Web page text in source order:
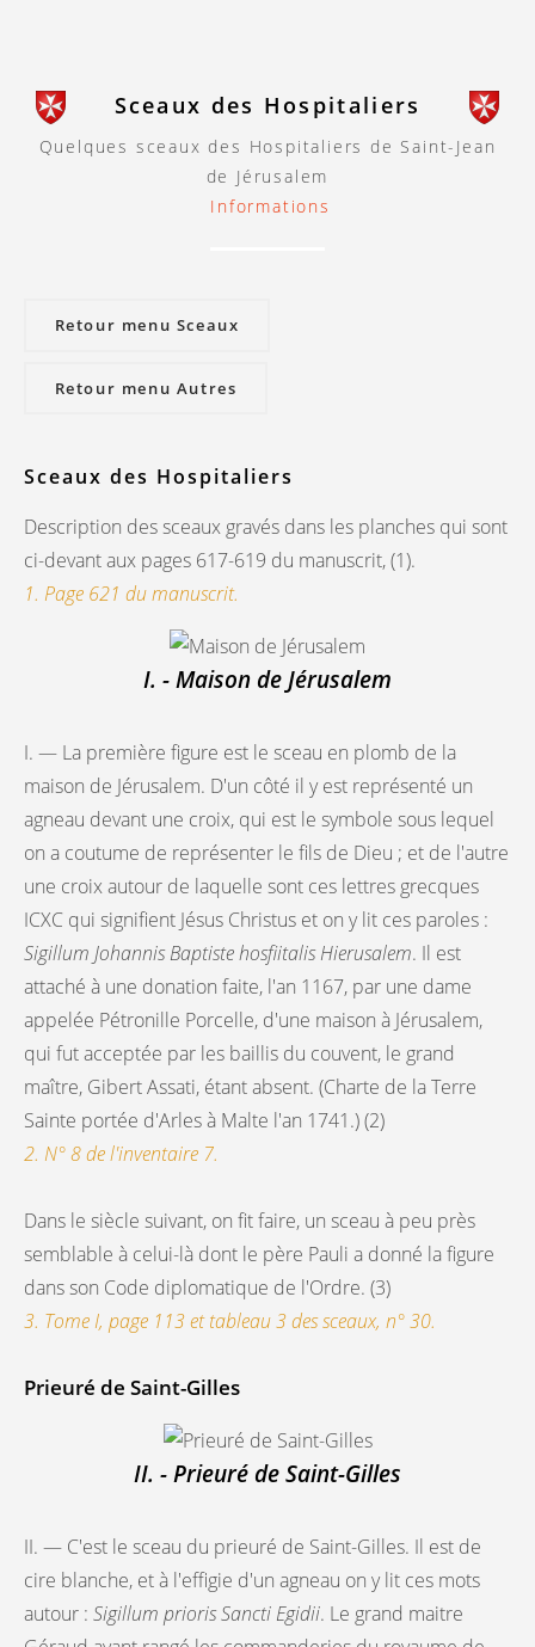
Sceaux des Hospitaliers
Quelques sceaux des Hospitaliers de Saint-Jean
de Jérusalem
Informations
Retour menu Sceaux
Retour menu Autres
Sceaux des Hospitaliers
Description des sceaux gravés dans les planches qui sont
ci-devant aux pages 617-619 du manuscrit, (1).
1. Page 621 du manuscrit.
I. - Maison de Jérusalem
I. — La première figure est le sceau en plomb de la
maison de Jérusalem. D'un côté il y est représenté un
agneau devant une croix, qui est le symbole sous lequel
on a coutume de représenter le fils de Dieu ; et de l'autre
une croix autour de laquelle sont ces lettres grecques
ICXC qui signifient Jésus Christus et on y lit ces paroles :
Sigillum Johannis Baptiste hosfiitalis Hierusalem. Il est
attaché à une donation faite, l'an 1167, par une dame
appelée Pétronille Porcelle, d'une maison à Jérusalem,
qui fut acceptée par les baillis du couvent, le grand
maître, Gibert Assati, étant absent. (Charte de la Terre
Sainte portée d'Arles à Malte l'an 1741.) (2)
2. N° 8 de l'inventaire 7.
Dans le siècle suivant, on fit faire, un sceau à peu près
semblable à celui-là dont le père Pauli a donné la figure
dans son Code diplomatique de l'Ordre. (3)
3. Tome I, page 113 et tableau 3 des sceaux, n° 30.
Prieuré de Saint-Gilles
II. - Prieuré de Saint-Gilles
II. — C'est le sceau du prieuré de Saint-Gilles. Il est de
cire blanche, et à l'effigie d'un agneau on y lit ces mots
autour : Sigillum prioris Sancti Egidii. Le grand maitre